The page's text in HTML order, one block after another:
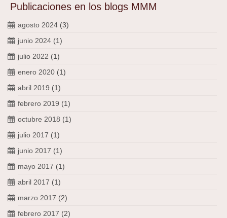
Publicaciones en los blogs MMM
agosto 2024 (3)
junio 2024 (1)
julio 2022 (1)
enero 2020 (1)
abril 2019 (1)
febrero 2019 (1)
octubre 2018 (1)
julio 2017 (1)
junio 2017 (1)
mayo 2017 (1)
abril 2017 (1)
marzo 2017 (2)
febrero 2017 (2)